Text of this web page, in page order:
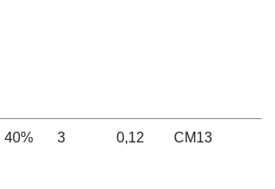
40% 3 0,12 CM13